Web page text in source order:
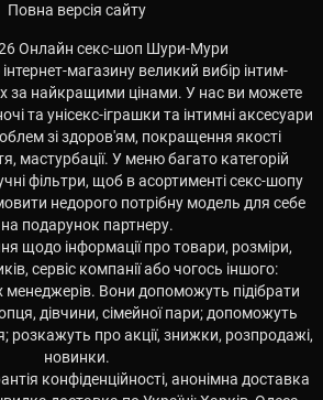
Повна версія сайту
Онлайн секс-шоп Шури-Мури
магазину великий вибір інтим-
за найкращими цінами. У нас ви можете
та унісекс-іграшки та інтимні аксесуари
зі здоров'ям, покращення якості
мастурбації. У меню багато категорій
фільтри, щоб в асортименті секс-шопу
недорого потрібну модель для себе
подарунок партнеру.
щодо інформації про товари, розміри,
сервіс компанії або чогось іншого:
менеджерів. Вони допоможуть підібрати
дівчини, сімейної пари; допоможуть
про акції, знижки, розпродажі,
новинки.
конфіденційності, анонімна доставка